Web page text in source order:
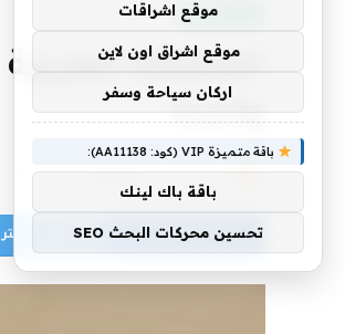
أخبار سعودية
واحدة
بواسطة eshrag 26 ديسمبر، 2022
فيسبوك تويتر
موقع اشراقات
موقع اشراق اون لاين
اركان سياحة وسفر
باقة متميزة VIP (كود: AA11138):
باقة باك لينك
تحسين محركات البحث SEO